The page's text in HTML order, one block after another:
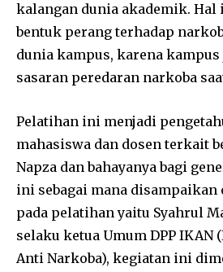
kalangan dunia akademik. Hal
bentuk perang terhadap
dunia kampus, karena
sasaran peredaran narkoba
Pelatihan ini menjadi
mahasiswa dan dosen terkait
Napza dan bahayanya bagi
ini sebagai mana disampaikan
pada pelatihan yaitu Syahrul
selaku ketua Umum DPP
Anti Narkoba), kegiatan ini